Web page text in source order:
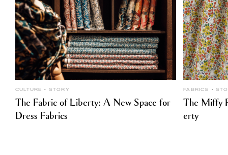
CULTURE STORY
The Fabric of Liberty: A New Space for
Dress Fabrics
FABRICS
The Miffy
erty